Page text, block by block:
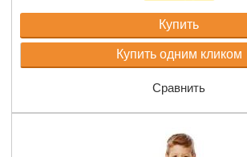
Купить
Купить одним кликом
Сравнить